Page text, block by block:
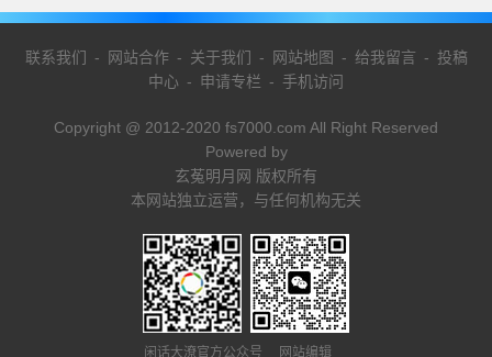
联系我们 - 网站合作- 关于我们 - 网站地图 - 给我留言 - 投稿
中心 - 申请专栏 - 手机访问
Copyright @ 2012-2020 fs7000.com All Right Reserved
Powered by
玄菟明月网 版权所有
本网站独立运营，与任何机构无关
闲话大潦官方公众号 网站编辑